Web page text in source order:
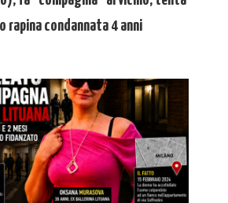
rapina condannata 4 anni